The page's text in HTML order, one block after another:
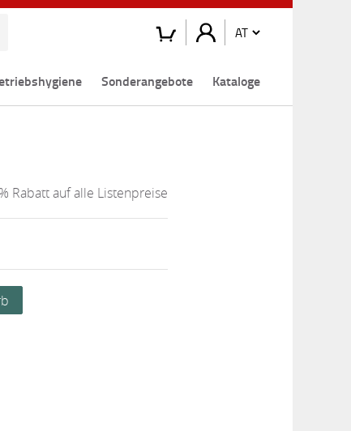
Sonderangebote Kataloge
Rabatt auf alle Listenpreise